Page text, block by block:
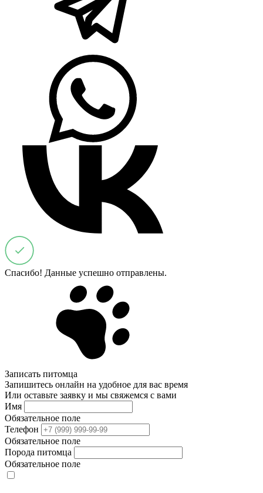
Спасибо! Данные успешно отправлены.
Записать питомца
Запишитесь онлайн на удобное для вас время
Или оставьте заявку и мы свяжемся с вами
Имя
Обязательное поле
Телефон
Обязательное поле
Порода питомца
Обязательное поле